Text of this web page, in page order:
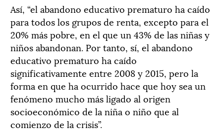
Así, “el abandono educativo prematuro ha caído
para todos los grupos de renta, excepto para el
20% más pobre, en el que un 43% de las niñas y
niños abandonan. Por tanto, sí, el abandono
educativo prematuro ha caído
significativamente entre 2008 y 2015, pero la
forma en que ha ocurrido hace que hoy sea un
fenómeno mucho más ligado al origen
socioeconómico de la niña o niño que al
comienzo de la crisis”.